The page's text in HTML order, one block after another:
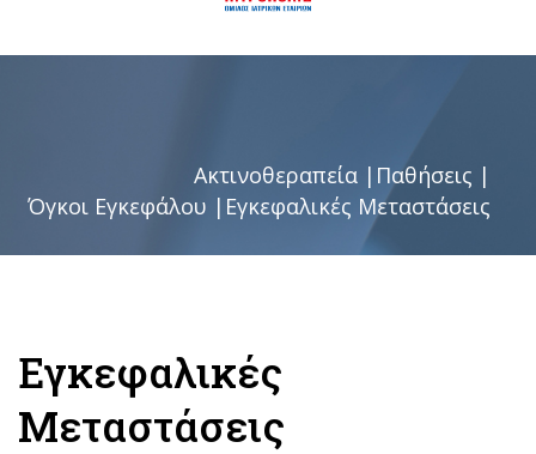
Ακτινοθεραπεία | Παθήσεις |
Όγκοι Εγκεφάλου | Εγκεφαλικές Μεταστάσεις
Εγκεφαλικές
Μεταστάσεις